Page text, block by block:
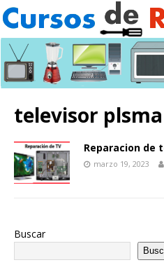
televisor plsma
Reparacion de
marzo 19, 2023
Buscar